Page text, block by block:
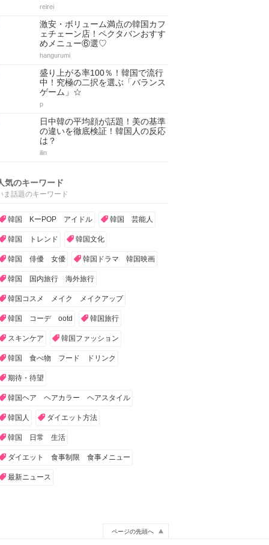
reirei
激安・ボリューム満点の韓国カフ
ェチェーン店！ペクタバンおすす
めメニュー⑥選♡
hangurumi
盛り上がる率100％！韓国で流行
中！究極の二択を選ぶ「バランス
ゲーム」☆
p
日中韓の平均顔が話題！美の基準
の違いを徹底検証！韓国人の反応
は？
ilin
気のキーワード
ま話題のキーワード
韓国 KーPOP アイドル 韓国 芸能人
韓国 トレンド 韓国文化
韓国 俳優 女優 韓国ドラマ 韓国映画
韓国 国内旅行 海外旅行
韓国コスメ メイク メイクアップ
韓国 コーデ ootd 韓国旅行
スキンケア 韓国ファッション
韓国 食べ物 フード ドリンク
期待・待望
韓国ヘア ヘアカラー ヘアスタイル
韓国人 ダイエット方法
韓国 日常 生活
ダイエット 食事制限 食事メニュー
最新ニュース
ページの先頭へ